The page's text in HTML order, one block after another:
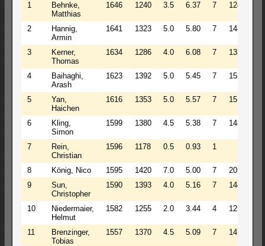
1
Behnke,
Matthias
1646 1240 3.5 6.37 7 1240
2
Hannig,
Armin
1641 1323 5.0 5.80 7 1481
3
Kerner,
Thomas
1634 1286 4.0 6.08 7 1336
4
Baihaghi,
Arash
1623 1392 5.0 5.45 7 1550
5
Yan,
Haichen
1616 1353 5.0 5.57 7 1511
6
Kling,
Simon
1599 1380 4.5 5.38 7 1482
7
Rein,
Christian
1596 1178 0.5 0.93 1
8 König, Nico 1595 1420 7.0 5.00 7 2097
9
Sun,
Christopher
1590 1393 4.0 5.16 7 1443
10
Niedermaier,
Helmut
1582 1255 2.0 3.44 4 1255
11
Brenzinger,
Tobias
1557 1370 4.5 5.09 7 1472